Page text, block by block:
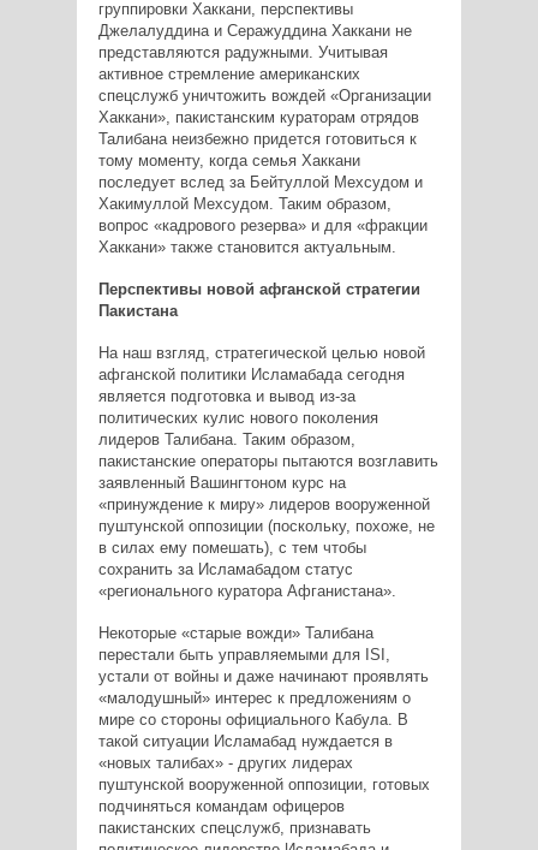
группировки Хаккани, перспективы
Джелалуддина и Серажуддина Хаккани не
представляются радужными. Учитывая
активное стремление американских
спецслужб уничтожить вождей «Организации
Хаккани», пакистанским кураторам отрядов
Талибана неизбежно придется готовиться к
тому моменту, когда семья Хаккани
последует вслед за Бейтуллой Мехсудом и
Хакимуллой Мехсудом. Таким образом,
вопрос «кадрового резерва» и для «фракции
Хаккани» также становится актуальным.
Перспективы новой афганской стратегии
Пакистана
На наш взгляд, стратегической целью новой
афганской политики Исламабада сегодня
является подготовка и вывод из-за
политических кулис нового поколения
лидеров Талибана. Таким образом,
пакистанские операторы пытаются возглавить
заявленный Вашингтоном курс на
«принуждение к миру» лидеров вооруженной
пуштунской оппозиции (поскольку, похоже, не
в силах ему помешать), с тем чтобы
сохранить за Исламабадом статус
«регионального куратора Афганистана».
Некоторые «старые вожди» Талибана
перестали быть управляемыми для ISI,
устали от войны и даже начинают проявлять
«малодушный» интерес к предложениям о
мире со стороны официального Кабула. В
такой ситуации Исламабад нуждается в
«новых талибах» - других лидерах
пуштунской вооруженной оппозиции, готовых
подчиняться командам офицеров
пакистанских спецслужб, признавать